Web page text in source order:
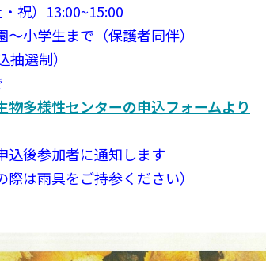
）13:00~15:00
学生まで（保護者同伴）
選制）
物多様性センターの申込フォームより
加者に通知します
雨具をご持参ください）